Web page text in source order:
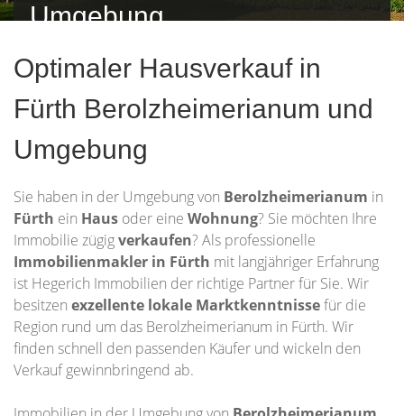
Umgebung
Optimaler Hausverkauf in
Fürth Berolzheimerianum und
Umgebung
Sie haben in der Umgebung von Berolzheimerianum in
Fürth ein Haus oder eine Wohnung? Sie möchten Ihre
Immobilie zügigverkaufen? Als professionelle
Immobilienmakler in Fürth mit langjähriger Erfahrung
ist Hegerich Immobilien der richtige Partner für Sie. Wir
besitzen exzellente lokale Marktkenntnissefür die
Region rund um das Berolzheimerianum in Fürth. Wir
finden schnell den passenden Käufer und wickeln den
Verkauf gewinnbringend ab.